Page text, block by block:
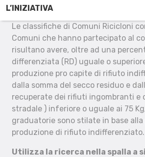
L’INIZIATIVA
Le classifiche di Comuni Ricicloni
Comuni che hanno partecipato al
risultano avere, oltre ad una
differenziata (RD) uguale o
produzione pro capite di rifiuto
dalla somma del secco residuo e
recuperate dei rifiuti ingombranti e
stradale ) inferiore o uguale ai 75
graduatorie sono stilate in base alla
produzione di rifiuto indifferenziato.
Utilizza la ricerca nella spalla a